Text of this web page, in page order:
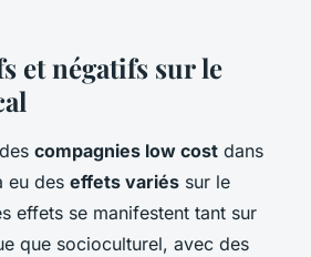
et négatifs sur le
compagnies low cost dans
eu des effets variés sur le
effets se manifestent tant sur
que socioculturel, avec des